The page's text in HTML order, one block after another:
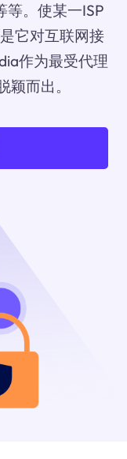
等。使某一ISP
它对互联网接
作为最受代理
而出。